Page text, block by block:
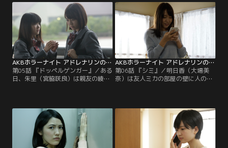
は「生もの」と書いてあり、時間が
経つにつれ異様な匂いがしてきた。
深夜になると箱が“ガサッ”と動い
た！段ボールの中身が気になった杏
奈はおそるおそる箱を開けようとす
るが、中から出てきたものはなん
と…。
かけてしまったのだという。彼の亡
くなった恋人への想いに同情した希
は、彼の話を聞いてあげる。しか
し、翌日の深夜また電話のベルが鳴
る。電話に出ないでいると、なぜか
その受話器が上がり、死んだはずの
女の声が聞こえてきて…。
AKBホラーナイト アドレナリンの夜 第05話
第05話 『ドッペルゲンガー』／ある
日、朱里（宮脇咲良）は親友の綾香
呼ばれるもので、見た者は必ず死ぬ
運命にあるという。翌日から姿を消
した綾香。ようやく連絡が取れた綾
香は朱里に「死ななくて済む方法を
見つけた」と告げる。それは自分が
AKBホラーナイト アドレナリンの夜 第06話
第06話 『シミ』／明日香（大場美
奈）は友人ミカの部屋の壁に人の顔
の壁にミカの部屋で見たようなシミ
があるのに気付く。嫌な気がしてシ
ミを壁掛けで隠し、出かけた明日
香。家に戻ると壁掛けの近くに、ま
たもやシミを発見した。まさかこれ